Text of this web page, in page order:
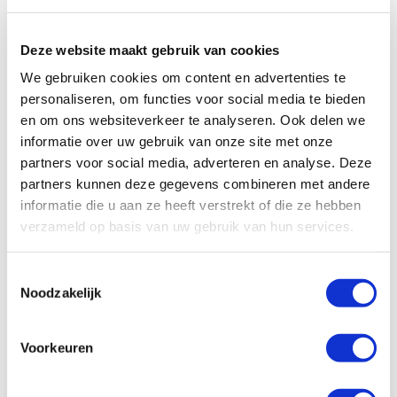
Deze website maakt gebruik van cookies
We gebruiken cookies om content en advertenties te
personaliseren, om functies voor social media te bieden
en om ons websiteverkeer te analyseren. Ook delen we
informatie over uw gebruik van onze site met onze
partners voor social media, adverteren en analyse. Deze
partners kunnen deze gegevens combineren met andere
informatie die u aan ze heeft verstrekt of die ze hebben
verzameld op basis van uw gebruik van hun services.
Noodzakelijk
Voorkeuren
is er namelijk niet. Maak een profielschets zodat
je weet wat je zoekt in je opvolger. Als je
iemand wilt polsen voor een mogelijke
overname, doe dit dan op een discrete manier
of besteed dit uit. De installatiebranche
kenmerkt zich door de onderlinge contacten
tussen ondernemers en bedrijven met hun
De verkoop: de koop wordt gesloten
afspraken en voorwaarden over en weer
intentieovereenkomst. De koper kan nu een